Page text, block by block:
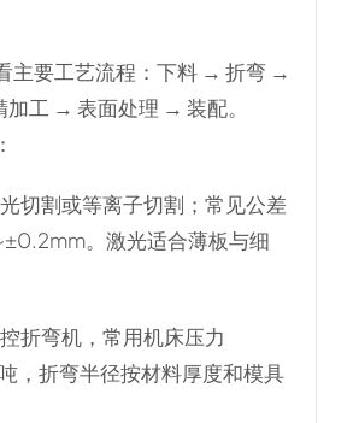
主要工艺流程：下料 → 折弯 →
工 → 表面处理 → 装配。
切割或等离子切割；常见公差
。激光适合薄板与细
折弯机，常用机床压力
，折弯半径按材料厚度和模具